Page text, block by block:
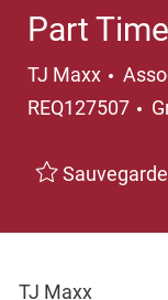
Part Time
TJ Maxx
REQ127507
TJ Maxx